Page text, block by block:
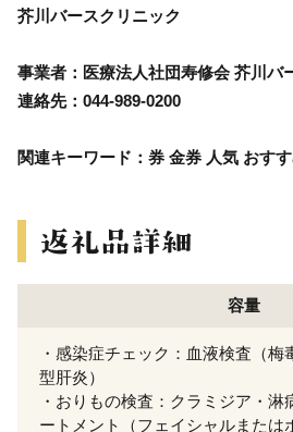
芥川バースクリニック
事業者：医療法人社団寿修会 芥川バ
連絡先：044-989-0200
関連キーワード：券 金券 人気 おす
容量
・感染症チェック：血液検査（
型肝炎）
・おりもの検査：クラミジア・
ートメント（フェイシャルまたは